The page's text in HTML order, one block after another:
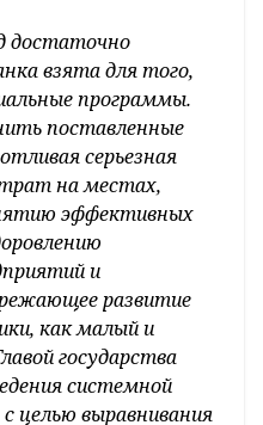
достаточно
взята для того,
программы.
поставленные
серьезная
на местах,
эффективных
и
развитие
как малый и
государства
системной
целью выравнивания